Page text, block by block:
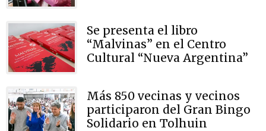
Se presenta el libro
“Malvinas” en el Centro
Cultural “Nueva Argentina”
Más 850 vecinas y vecinos
participaron del Gran Bingo
Solidario en Tolhuin